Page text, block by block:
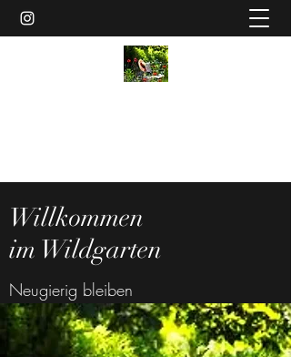
Willkommen
im Wildgarten
Neugierig bleiben